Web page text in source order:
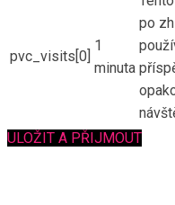
pvc_visits[0]
1
minuta
po
ULOŽIT A PŘIJMOUT